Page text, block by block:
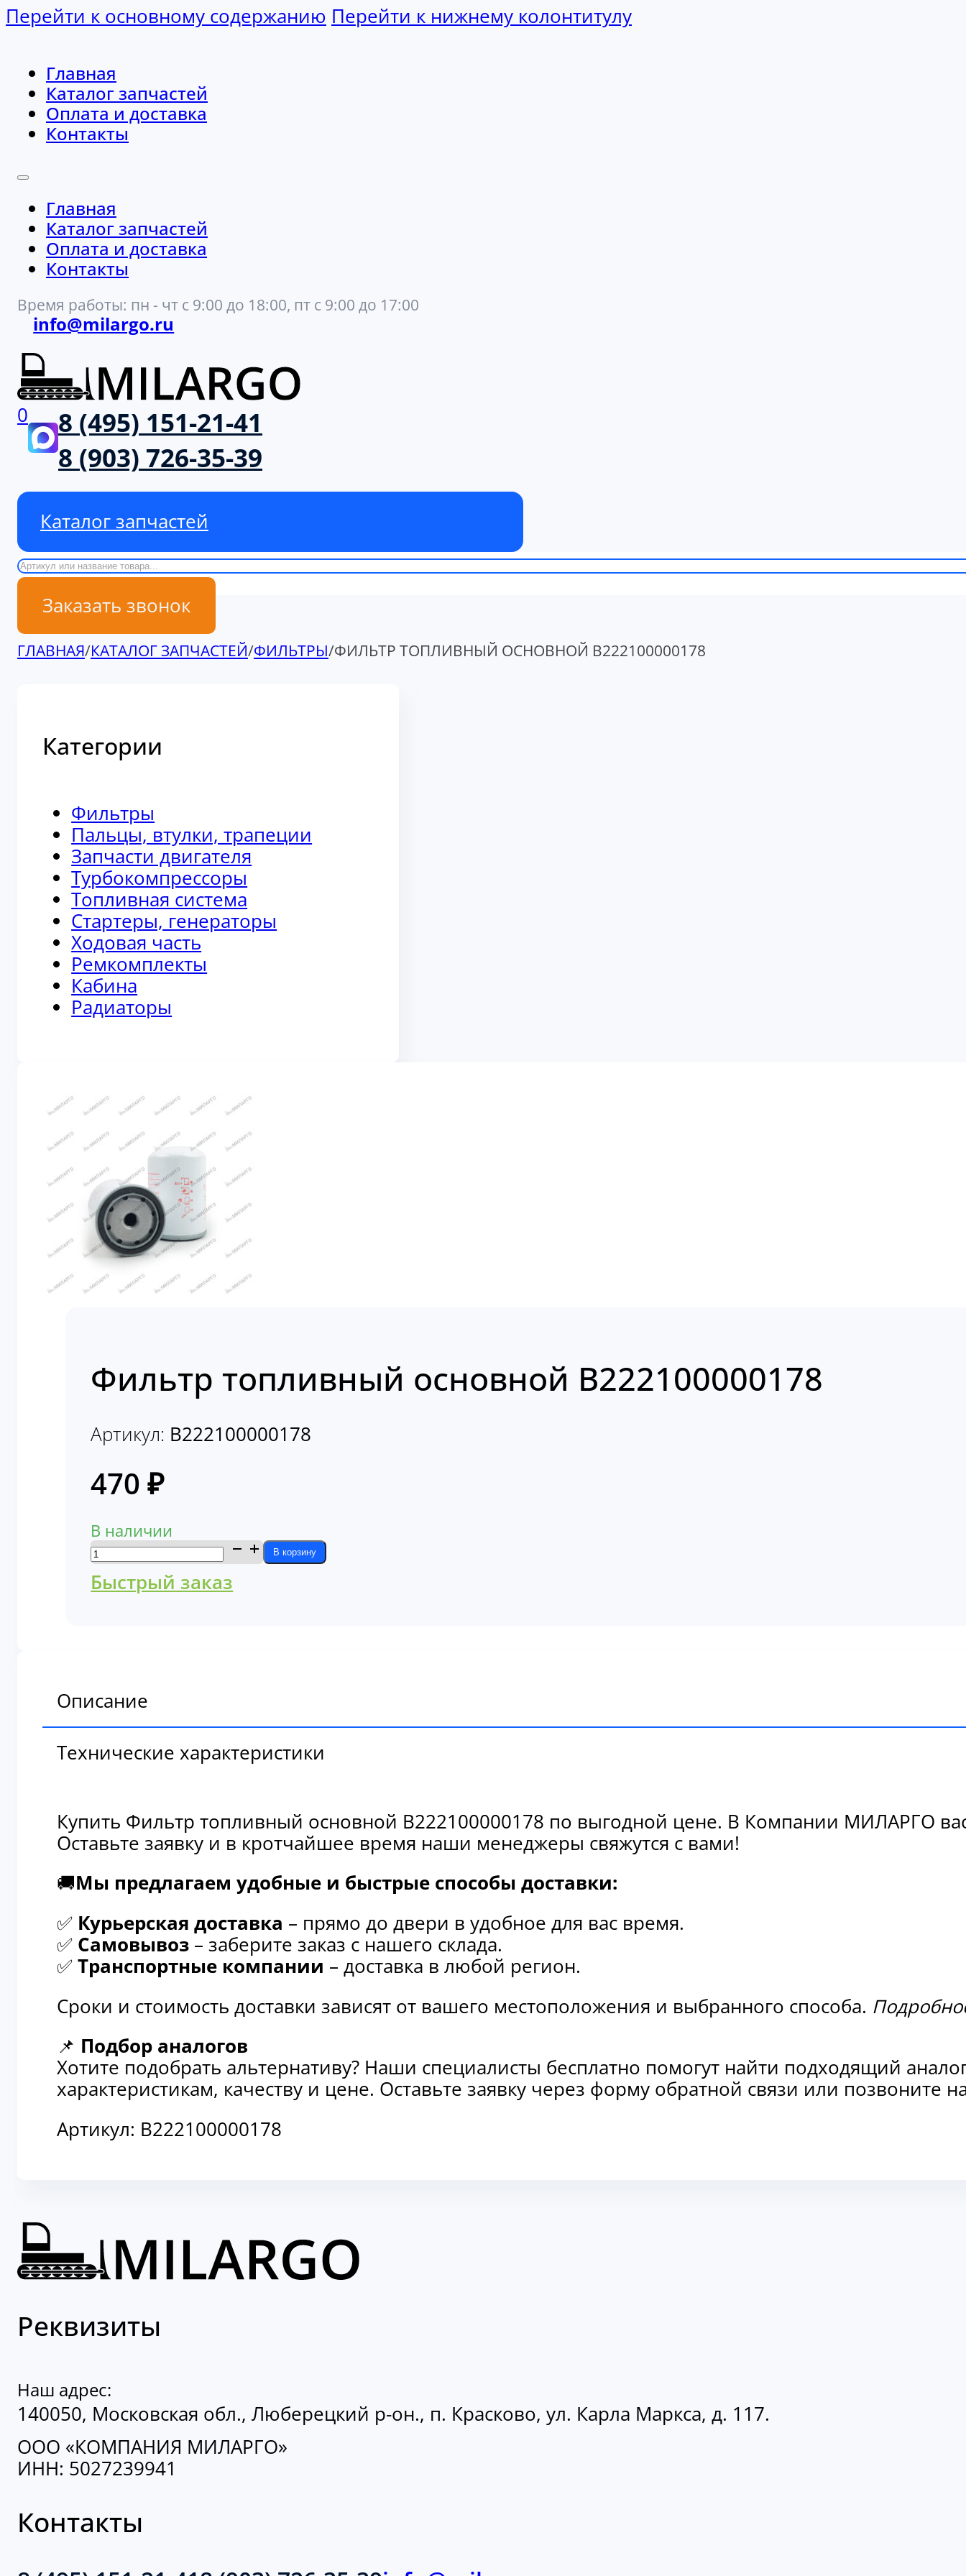
Перейти к основному содержанию Перейти к нижнему колонтитулу
Главная
Каталог запчастей
Оплата и доставка
Контакты
Главная
Каталог запчастей
Оплата и доставка
Контакты
Время работы: пн - чт с 9:00 до 18:00, пт с 9:00 до 17:00
info@milargo.ru
0
8 (495) 151-21-41
8 (903) 726-35-39
Каталог запчастей
Поиск
Заказать звонок
ГЛАВНАЯ/КАТАЛОГ ЗАПЧАСТЕЙ/ФИЛЬТРЫ/ФИЛЬТР ТОПЛИВНЫЙ ОСНОВНОЙ B222100000178
Категории
Фильтры
Пальцы, втулки, трапеции
Запчасти двигателя
Турбокомпрессоры
Топливная система
Стартеры, генераторы
Ходовая часть
Ремкомплекты
Кабина
Радиаторы
Фильтр топливный основной B222100000178
Артикул: B222100000178
470₽
В наличии
Количество
товара
Фильтр
В корзину
Быстрый заказ
Описание
Технические характеристики
Купить Фильтр топливный основной B222100000178 по выгодной цене. В Компании МИЛАРГО
Оставьте заявку и в кротчайшее время наши менеджеры свяжутся с вами!
🚚Мы предлагаем удобные и быстрые способы доставки:
✅ Курьерская доставка – прямо до двери в удобное для вас время.
✅ Самовывоз – заберите заказ с нашего склада.
✅ Транспортные компании – доставка в любой регион.
Сроки и стоимость доставки зависят от вашего местоположения и выбранного способа.
📌 Подбор аналогов
Хотите подобрать альтернативу? Наши специалисты бесплатно помогут найти подходящий
характеристикам, качеству и цене. Оставьте заявку через форму обратной связи или
Артикул: B222100000178
Реквизиты
Наш адрес:
140050, Московская обл., Люберецкий р-он., п. Красково, ул. Карла Маркса, д. 117.
ООО «КОМПАНИЯ МИЛАРГО»
ИНН: 5027239941
Контакты